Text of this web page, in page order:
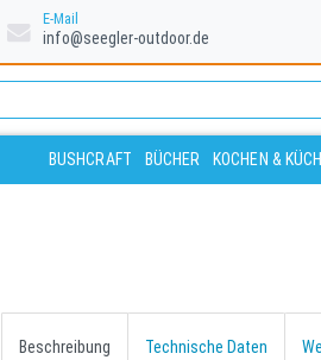
E-Mail
info@seegler-outdoor.de
BUSHCRAFT BÜCHER KOCHEN &
Beschreibung Technische Daten